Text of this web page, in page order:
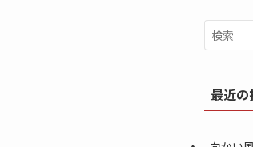
最近の